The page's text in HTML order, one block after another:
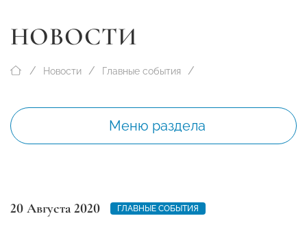
НОВОСТИ
Новости Главные события
Меню раздела
20 Августа 2020 ГЛАВНЫЕ СОБЫТИЯ